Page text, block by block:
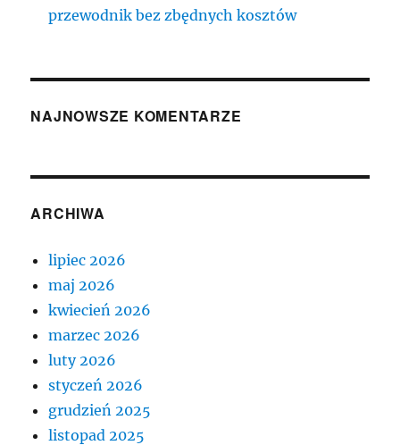
przewodnik bez zbędnych kosztów
NAJNOWSZE KOMENTARZE
ARCHIWA
lipiec 2026
maj 2026
kwiecień 2026
marzec 2026
luty 2026
styczeń 2026
grudzień 2025
listopad 2025